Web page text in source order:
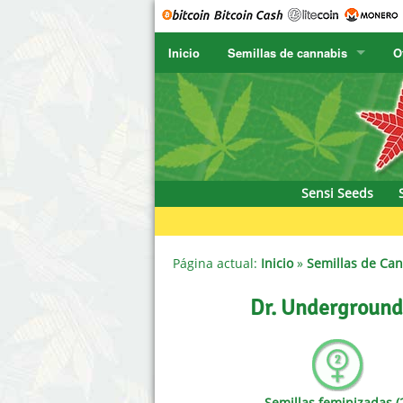
Inicio Semillas de cannabis
SENSI SEEDS
SENSI SEEDS RESEARCH
NIRVANA
SERIOUS SEEDS
SPLIFF SEEDS
CBD
Chronic
Dr.
Dutch
Exotic
Sensi Seeds
Página actual: Inicio» Semillas de
Dr.